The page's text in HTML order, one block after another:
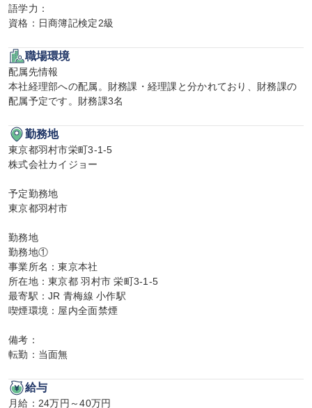
語学力：
資格：日商簿記検定2級
職場環境
配属先情報
本社経理部への配属。財務課・経理課と分かれており、財務課の
配属予定です。財務課3名
勤務地
東京都羽村市栄町3-1-5
株式会社カイジョー
予定勤務地
東京都羽村市
勤務地
勤務地①
事業所名：東京本社
所在地：東京都 羽村市 栄町3-1-5
最寄駅：JR 青梅線 小作駅
喫煙環境：屋内全面禁煙
備考：
転勤：当面無
給与
月給：24万円～40万円